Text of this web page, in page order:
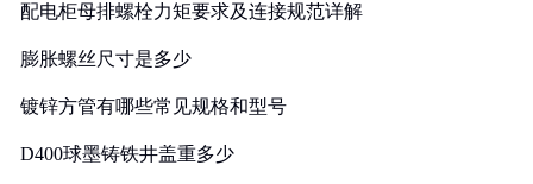
配电柜母排螺栓力矩要求及连接规范详解
膨胀螺丝尺寸是多少
镀锌方管有哪些常见规格和型号
D400球墨铸铁井盖重多少